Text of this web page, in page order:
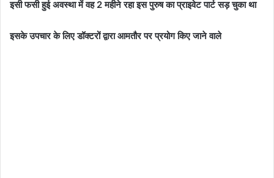
इसी फसी हुई अवस्था में वह 2 महीने रहाइस पुरुष का प्राइवेट पार्ट सड़ चुका था
इसके उपचार के लिए डॉक्टरों द्वारा आमतौर पर प्रयोग किए जाने वाले